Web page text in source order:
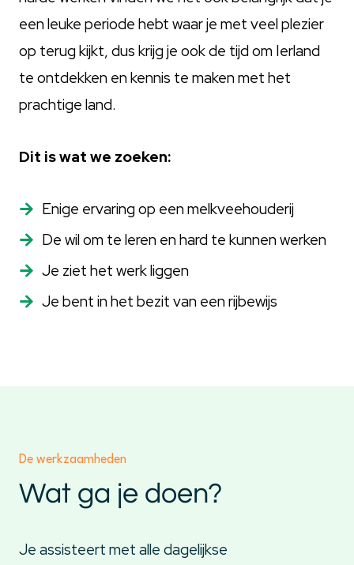
een leuke periode hebt waar je met veel plezier
op terug kijkt, dus krijg je ook de tijd om Ierland
te ontdekken en kennis te maken met het
prachtige land.
Dit is wat we zoeken:
Enige ervaring op een melkveehouderij
De wil om te leren en hard te kunnen werken
Je ziet het werk liggen
Je bent in het bezit van een rijbewijs
De werkzaamheden
Wat ga je doen?
Je assisteert met alle dagelijkse